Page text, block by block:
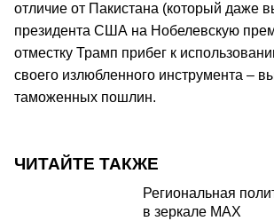
отличие от Пакистана (который даже
президента США на Нобелевскую
отместку Трамп прибег к
своего излюбленного инструмента –
таможенных пошлин.
ЧИТАЙТЕ ТАКЖЕ
Региональная
в зеркале MAX